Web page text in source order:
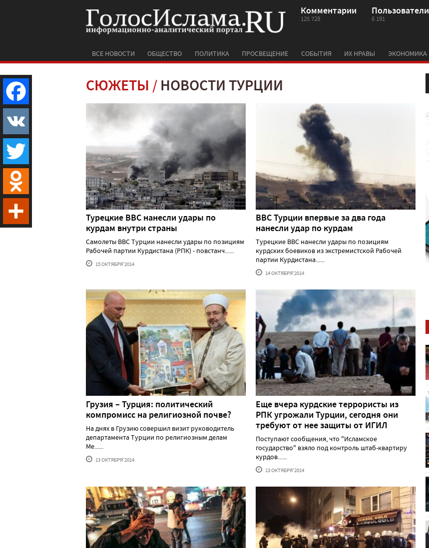
Комментарии
125 728
Пользователи
6 191
ВСЕ НОВОСТИ ОБЩЕСТВО ПОЛИТИКА ПРОСВЕЩЕНИЕ СОБЫТИЯ ИХ НРАВЫ ЭКОНОМИКА
СЮЖЕТЫ НОВОСТИ ТУРЦИИ
Турецкие ВВС нанесли удары по
курдам внутри страны
Самолеты ВВС Турции нанесли удары по позициям
Рабочей партии Курдистана (РПК) - повстанч......
15 ОКТЯБРЯ'2014
ВВС Турции впервые за два года
нанесли удар по курдам
Турецкие ВВС нанесли удары по позициям
курдских боевиков из экстремистской Рабочей
партии Курдистана......
14 ОКТЯБРЯ'2014
Грузия – Турция: политический
компромисс на религиозной почве?
На днях в Грузию совершил визит руководитель
департамента Турции по религиозным делам
Ме......
13 ОКТЯБРЯ'2014
Еще вчера курдские террористы из
РПК угрожали Турции, сегодня они
требуют от нее защиты от ИГИЛ
Поступают сообщения, что "Исламское
государство" взяло под контроль штаб-квартиру
курдов......
13 ОКТЯБРЯ'2014
Facebook
VK
Twitter
Odnoklassniki